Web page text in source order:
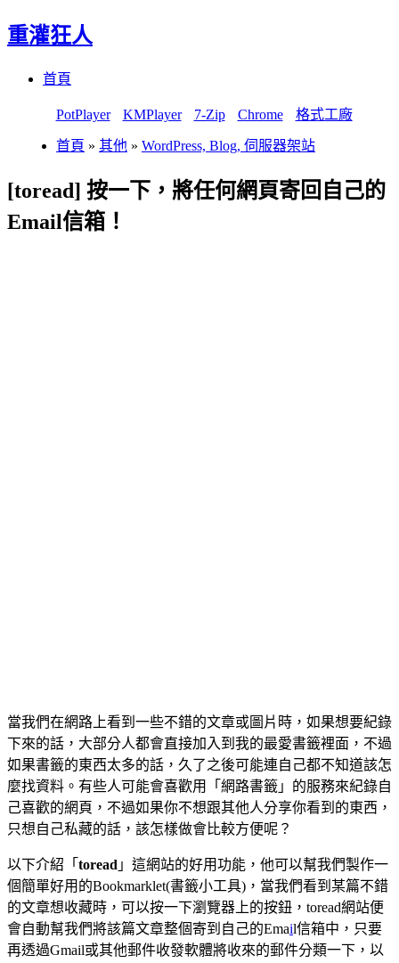
重灌狂人
首頁
PotPlayer KMPlayer 7-Zip Chrome 格式工廠
首頁 » 其他 » WordPress, Blog, 伺服器架站
[toread] 按一下，將任何網頁寄回自己的
Email信箱！
當我們在網路上看到一些不錯的文章或圖片時，如果想要紀錄
下來的話，大部分人都會直接加入到我的最愛書籤裡面，不過
如果書籤的東西太多的話，久了之後可能連自己都不知道該怎
麼找資料。有些人可能會喜歡用「網路書籤」的服務來紀錄自
己喜歡的網頁，不過如果你不想跟其他人分享你看到的東西，
只想自己私藏的話，該怎樣做會比較方便呢？
以下介紹「 toread 」這網站的好用功能，他可以幫我們製作一
個簡單好用的Bookmarklet(書籤小工具)，當我們看到某篇不錯
的文章想收藏時，可以按一下瀏覽器上的按鈕，toread網站便
會自動幫我們將該篇文章整個寄到自己的Email信箱中，只要
再透過Gmail或其他郵件收發軟體將收來的郵件分類一下，以